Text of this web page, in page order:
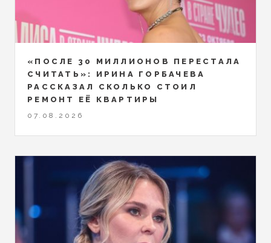
«ПОСЛЕ 30 МИЛЛИОНОВ ПЕРЕСТАЛА
СЧИТАТЬ»: ИРИНА ГОРБАЧЕВА
РАССКАЗАЛ СКОЛЬКО СТОИЛ
РЕМОНТ ЕЁ КВАРТИРЫ
07.08.2026